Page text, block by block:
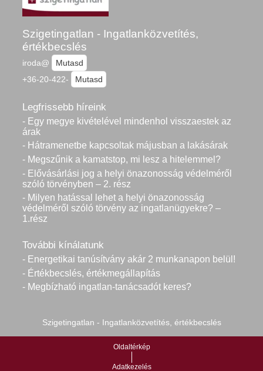
Szigetingatlan - Ingatlanközvetítés,
értékbecslés
iroda@
Mutasd
+36-20-422-
Mutasd
Legfrissebb híreink
- Egy megye kivételével mindenhol visszaestek az
árak
- Hátramenetbe kapcsoltak májusban a lakásárak
- Megszűnik a kamatstop, mi lesz a hitelemmel?
- Elővásárlási jog a helyi önazonosság védelméről
szóló törvényben – 2. rész
- Milyen hatással lehet a helyi önazonosság
védelméről szóló törvény az ingatlanügyekre? –
1.rész
További kínálatunk
- Energetikai tanúsítvány akár 2 munkanapon belül!
- Értékbecslés, értékmegállapítás
- Megbízható ingatlan-tanácsadót keres?
Szigetingatlan - Ingatlanközvetítés, értékbecslés
Oldaltérkép
Adatkezelés